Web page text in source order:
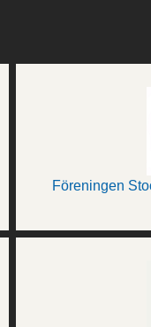
Föreningen